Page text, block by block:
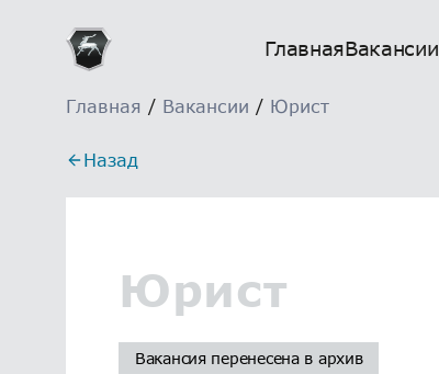
ГлавнаяВакансии
Главная / Вакансии / Юрист
Назад
Юрист
Вакансия перенесена в архив